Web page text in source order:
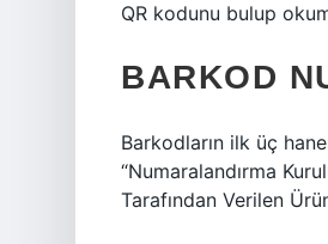
QR kodunu bulup
BARKOD
Barkodların ilk üç
“Numaralandırma
Tarafından Verilen Ürün